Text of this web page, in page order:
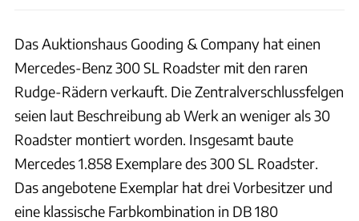
Das Auktionshaus Gooding & Company hat einen
Mercedes-Benz 300 SL Roadster mit den raren
Rudge-Rädern verkauft. Die Zentralverschlussfelgen
seien laut Beschreibung ab Werk an weniger als 30
Roadster montiert worden. Insgesamt baute
Mercedes 1.858 Exemplare des 300 SL Roadster.
Das angebotene Exemplar hat drei Vorbesitzer und
eine klassische Farbkombination in DB 180